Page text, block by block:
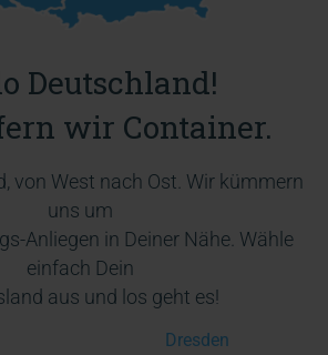
Deutschland!
wir Container.
von West nach Ost. Wir kümmern
uns um
Anliegen in Deiner Nähe. Wähle
einfach Dein
aus und los geht es!
Dresden